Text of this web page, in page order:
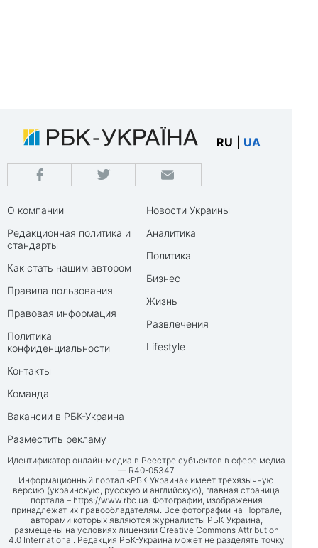
RU UA
О компании
Редакционная политика и
стандарты
Как стать нашим автором
Правила пользования
Правовая информация
Политика
конфиденциальности
Контакты
Команда
Вакансии в РБК-Украина
Разместить рекламу
Новости Украины
Аналитика
Политика
Бизнес
Жизнь
Развлечения
Lifestyle
Идентификатор онлайн-медиа в Реестре субъектов в сфере медиа
— R40-05347
Информационный портал «РБК-Украина» имеет трехязычную
версию (украинскую, русскую и английскую), главная страница
портала – https://www.rbc.ua. Фотографии, изображения
принадлежат их правообладателям. Все фотографии на Портале,
авторами которых являются журналисты РБК-Украина,
размещены на условиях лицензии Creative Commons Attribution
4.0 International. Редакция РБК-Украина может не разделять точку